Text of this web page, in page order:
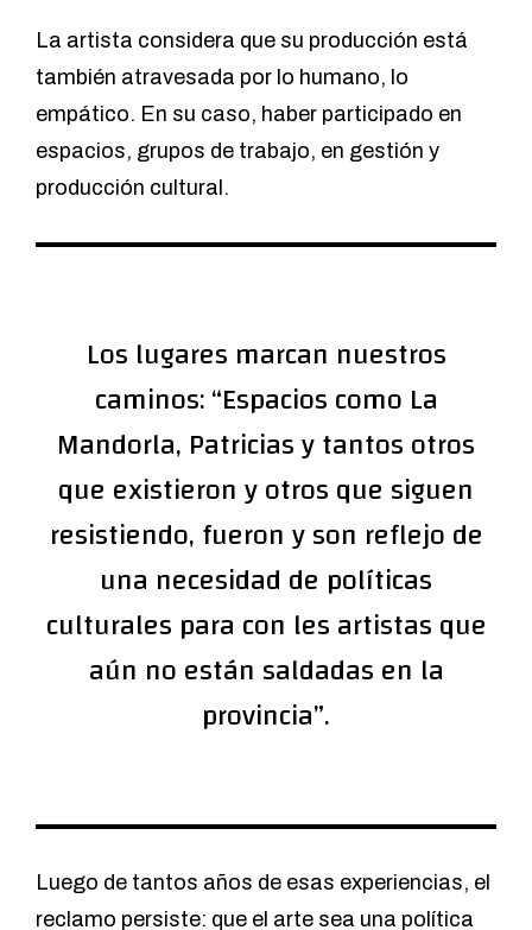
La artista considera que su producción está
también atravesada por lo humano, lo
empático. En su caso, haber participado en
espacios, grupos de trabajo, en gestión y
producción cultural.
Los lugares marcan nuestros
caminos: “Espacios como La
Mandorla, Patricias y tantos otros
que existieron y otros que siguen
resistiendo, fueron y son reflejo de
una necesidad de políticas
culturales para con les artistas que
aún no están saldadas en la
provincia”.
Luego de tantos años de esas experiencias, el
reclamo persiste: que el arte sea una política